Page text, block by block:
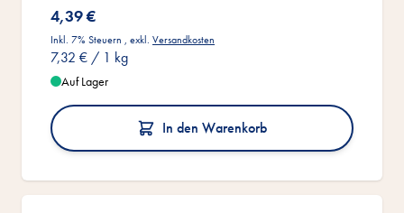
4,39 €
Inkl. 7% Steuern , exkl. Versandkosten
7,32 € / 1 kg
Auf Lager
In den Warenkorb